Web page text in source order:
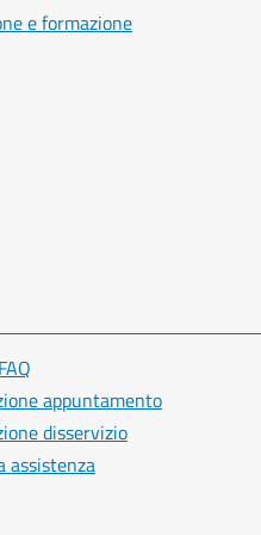
e formazione
appuntamento
disservizio
assistenza